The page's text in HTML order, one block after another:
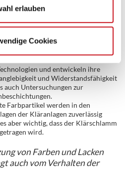
erlauben
Cookies
diese über den Hausmüll, oder man
im Freien sollten anfallende
Schleifmaschine befestigten Beutel
und entwickeln ihre
und Widerstandsfähigkeit
auch Untersuchungen zur
Farbpartikel werden in den
der Kläranlagen zuverlässig
aber wichtig, dass der Klärschlamm
wird.
von Farben und Lacken
auch vom Verhalten der